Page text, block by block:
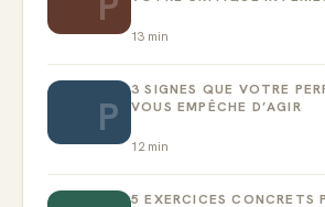
13 min
P
3 SIGNES QUE VOTRE
VOUS EMPÊCHE D’AGIR
12min
5 EXERCICES CONCRETS